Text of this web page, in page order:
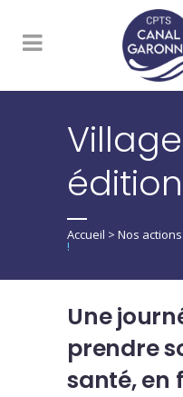
Accueil > Nos actions
!
Une
prendre
santé, en